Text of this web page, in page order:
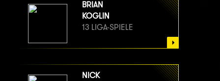
BRIAN
KOGLIN
13 LIGA-SPIELE
NICK